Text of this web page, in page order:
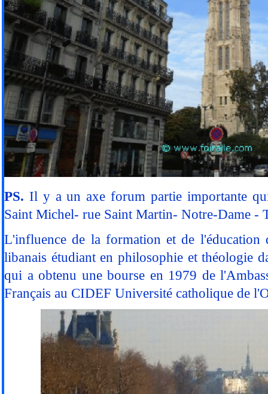
PS. Il y a un axe forum partie importante
Saint Michel- rue Saint Martin- Notre-Dame -
L'influence de la formation et de l'éducation
libanais étudiant en philosophie et théologie
qui a obtenu une bourse en 1979 de
Français au CIDEF Université catholique de